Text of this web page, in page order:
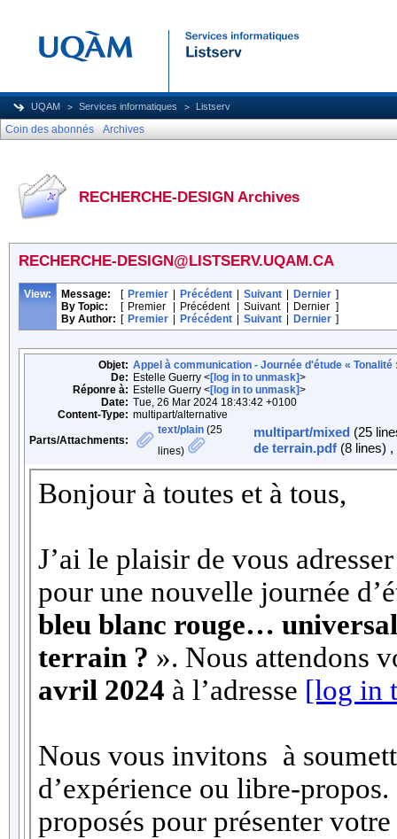
UQAM Services informatiques Listserv
Coin des abonnés Archives
RECHERCHE-DESIGN Archives
RECHERCHE-DESIGN@LISTSERV.UQAM.CA
View: Message: [ Premier Précédent Suivant Dernier ]
By Topic:
[ Premier Précédent Suivant Dernier ]
By Author: [ Premier Précédent Suivant Dernier ]
Objet: Appel à communication - Journée d'étude «
De: Estelle Guerry <[log in to unmask]>
Réponre à: Estelle Guerry <[log in to unmask]>
Date: Tue, 26 Mar 2024 18:43:42 +0100
Content-Type: multipart/alternative
Parts/Attachments:
text/plain (25
lines)
multipart/mixed (25
de terrain.pdf (8 lines) ,